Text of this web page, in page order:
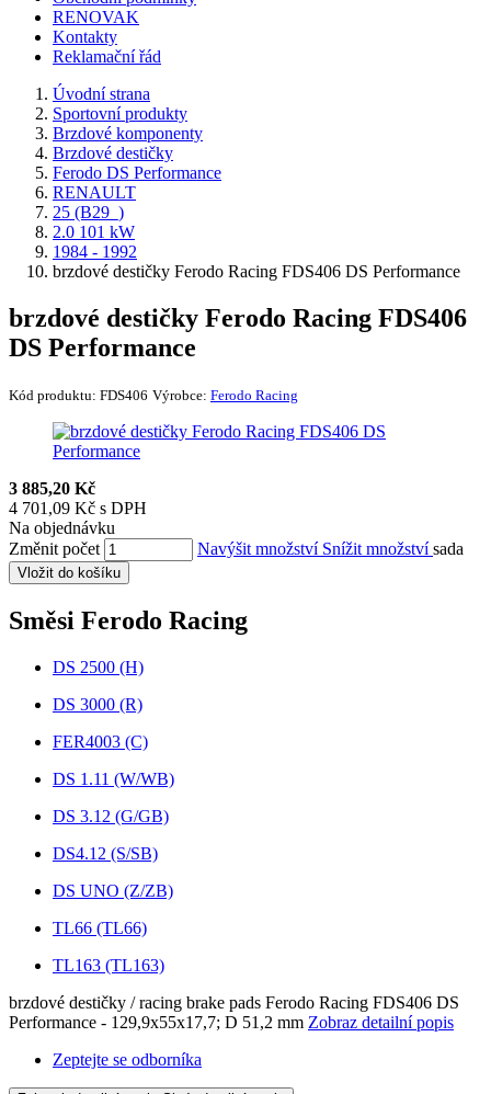
RENOVAK
Kontakty
Reklamační řád
Úvodní strana
Sportovní produkty
Brzdové komponenty
Brzdové destičky
Ferodo DS Performance
RENAULT
25 (B29_)
2.0 101 kW
1984 - 1992
brzdové destičky Ferodo Racing FDS406 DS Performance
brzdové destičky Ferodo Racing FDS406
DS Performance
Kód produktu: FDS406 Výrobce: Ferodo Racing
3 885,20 Kč
4 701,09 Kč s DPH
Na objednávku
Změnit počet
Navýšit množství Snížit množstvísada
Vložit do košíku
Směsi Ferodo Racing
DS 2500 (H)
DS 3000 (R)
FER4003 (C)
DS 1.11 (W/WB)
DS 3.12 (G/GB)
DS4.12 (S/SB)
DS UNO (Z/ZB)
TL66 (TL66)
TL163 (TL163)
brzdové destičky / racing brake pads Ferodo Racing FDS406 DS
Performance - 129,9x55x17,7; D 51,2 mm Zobraz detailní popis
Zeptejte se odborníka